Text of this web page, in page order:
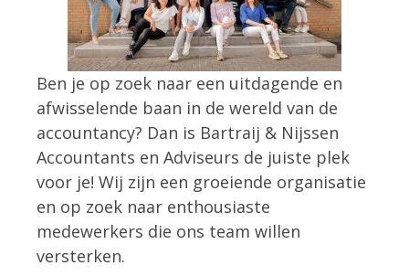
Ben je op zoek naar een uitdagende en
afwisselende baan in de wereld van de
accountancy? Dan is Bartraij & Nijssen
Accountants en Adviseurs de juiste plek
voor je! Wij zijn een groeiende organisatie
en op zoek naar enthousiaste
medewerkers die ons team willen
versterken.